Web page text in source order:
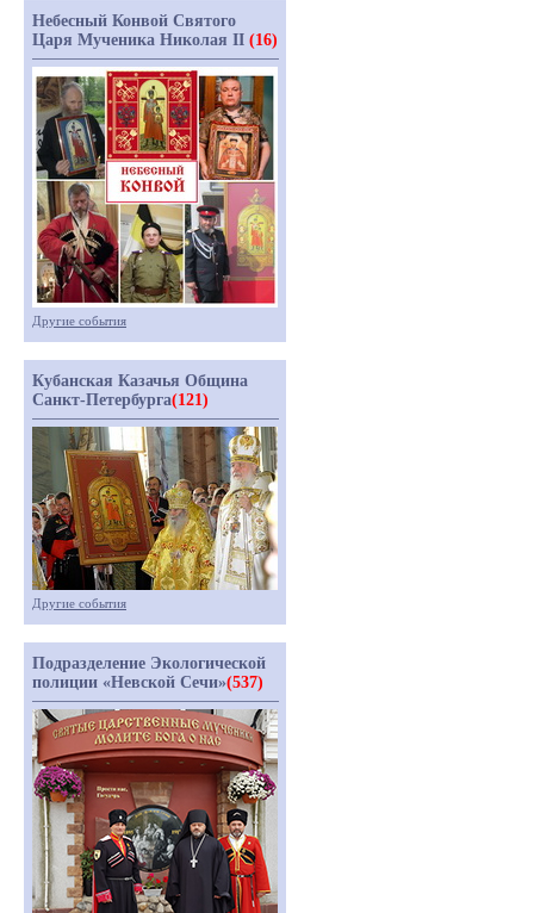
Небесный Конвой Святого
Царя Мученика Николая II (16)
Другие события
Кубанская Казачья Община
Санкт-Петербурга(121)
Другие события
Подразделение Экологической
полиции «Невской Сечи»(537)